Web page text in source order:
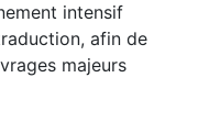
intensif
afin de
majeurs